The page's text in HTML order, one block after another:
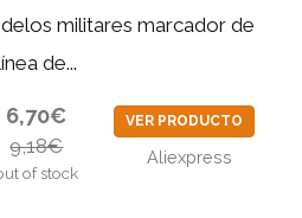
militares marcador de
de...
6,70€
9,18€
of stock
VER PRODUCTO
Aliexpress